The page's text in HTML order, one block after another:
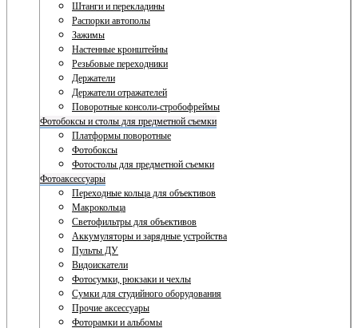
Штанги и перекладины
Распорки автополы
Зажимы
Настенные кронштейны
Резьбовые переходники
Держатели
Держатели отражателей
Поворотные консоли-стробофреймы
Фотобоксы и столы для предметной съемки
Платформы поворотные
Фотобоксы
Фотостолы для предметной съемки
Фотоаксессуары
Переходные кольца для объективов
Макрокольца
Светофильтры для объективов
Аккумуляторы и зарядные устройства
Пульты ДУ
Видоискатели
Фотосумки, рюкзаки и чехлы
Сумки для студийного оборудования
Прочие аксессуары
Фоторамки и альбомы